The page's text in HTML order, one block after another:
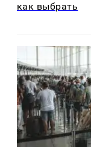
как выбрать